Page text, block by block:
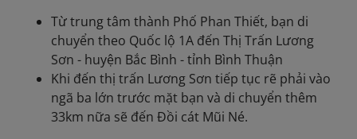
Từ trung tâm thành Phố Phan Thiết, bạn di
chuyển theo Quốc lộ 1A đến Thị Trấn Lương
Sơn - huyện Bắc Bình - tỉnh Bình Thuận
Khi đến thị trấn Lương Sơn tiếp tục rẽ phải vào
ngã ba lớn trước mặt bạn và di chuyển thêm
33km nữa sẽ đến Đồi cát Mũi Né.